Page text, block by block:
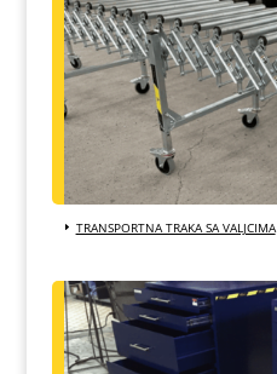
TRANSPORTNA TRAKA SA VALJCIMA